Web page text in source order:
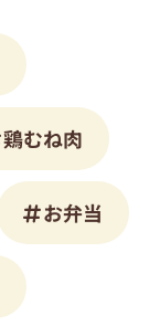
鶏むね肉
お弁当